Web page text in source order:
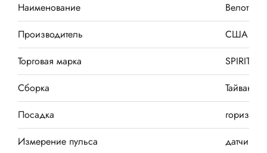
Наименование
Производитель
США
Торговая марка
SPIRIT
Сборка
Тайвань
Посадка
Измерение пульса
датчики